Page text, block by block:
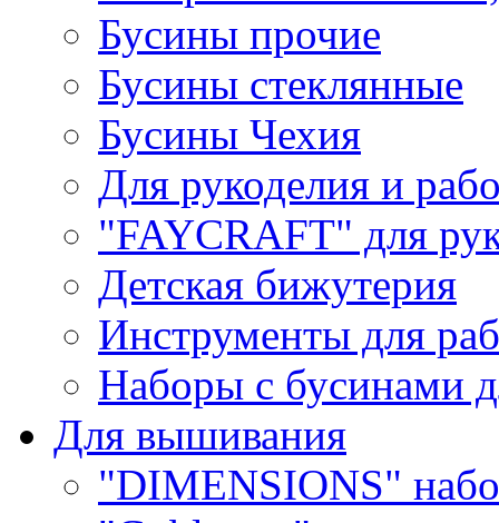
Бусины прочие
Бусины стеклянные
Бусины Чехия
Для рукоделия и
"FAYCRAFT" для
Детская бижутерия
Инструменты для
Наборы с бусинами
Для вышивания
"DIMENSIONS"